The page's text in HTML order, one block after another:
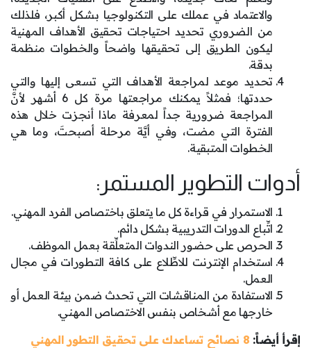
والاعتماد في عملك على التكنولوجيا بشكل أكبر، فلذلك
من الضروري تحديد احتياجات تحقيق الأهداف المهنية
ليكون الطريق إلى تحقيقها واضحاً والخطوات منظمة
بدقة.
تحديد موعد لمراجعة الأهداف التي تسعى إليها والتي
حددتها؛ فمثلاً يمكنك مراجعتها مرة كل 6 أشهر لأنَّ
المراجعة ضرورية جداً لمعرفة ماذا أنجزت خلال هذه
الفترة التي مضت، وفي أيَّة مرحلة أصبحتَ، وما هي
الخطوات المتبقية.
أدوات التطوير المستمر:
الاستمرار في قراءة كل ما يتعلق باختصاص الفرد المهني.
اتِّباع الدورات التدريبية بشكل دائم.
الحرص على حضور الندوات المتعلِّقة بعمل الموظف.
استخدام الإنترنت للاطِّلاع على كافة التطورات في مجال
العمل.
الاستفادة من المناقشات التي تحدث ضمن بيئة العمل أو
خارجها مع أشخاص بنفس الاختصاص المهني.
إقرأ أيضاً: 8 نصائح تساعدك على تحقيق التطور المهني